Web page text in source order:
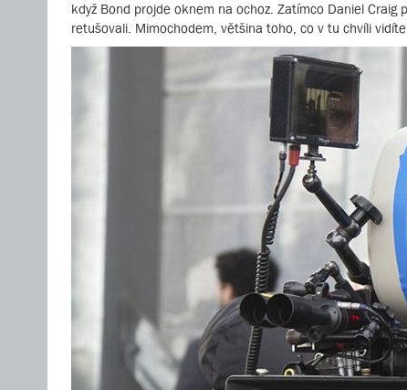
když Bond projde oknem na ochoz. Zatímco Daniel
retušovali. Mimochodem, většina toho, co v tu chvíli